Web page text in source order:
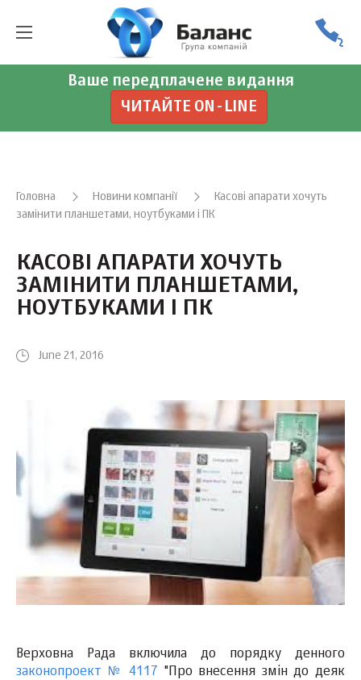
Ваше передплачене видання
ЧИТАЙТЕ ON-LINE
Головна Новини компанії
Касові апарати хочуть
замінити планшетами, ноутбуками і ПК
КАСОВІ АПАРАТИ ХОЧУТЬ
ЗАМІНИТИ ПЛАНШЕТАМИ,
НОУТБУКАМИ І ПК
June 21, 2016
Верховна Рада включила до порядку денного
законопроект № 4117
"Про внесення змін до деяк